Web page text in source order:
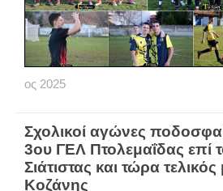
ος 2025
Σχολικοί αγώνες
3ου ΓΕΛ Πτολεμαΐδας επί
Σιάτιστας και τώρα
Κοζάνης